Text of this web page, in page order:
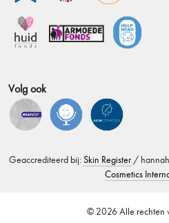
Volg ook
Geaccrediteerd bij:Skin Register/ hannah
Cosmetics
© 2026 Alle rechten